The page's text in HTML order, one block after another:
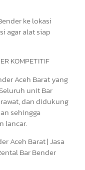
ke lokasi
agar alat siap
KOMPETITIF
Aceh Barat yang
unit Bar
dan didukung
sehingga
lancar.
Aceh Barat | Jasa
Bar Bender